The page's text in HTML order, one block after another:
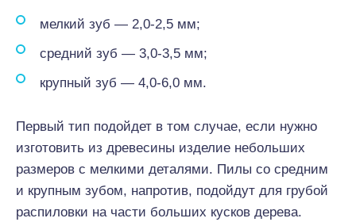
мелкий зуб — 2,0-2,5 мм;
средний зуб — 3,0-3,5 мм;
крупный зуб — 4,0-6,0 мм.
Первый тип подойдет в том случае, если нужно
изготовить из древесины изделие небольших
размеров с мелкими деталями. Пилы со средним
и крупным зубом, напротив, подойдут для грубой
распиловки на части больших кусков дерева.